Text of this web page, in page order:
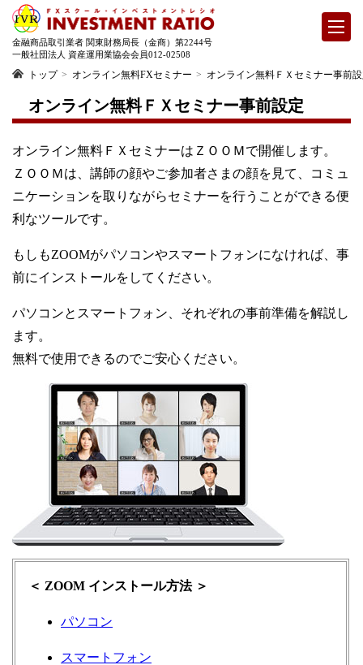
金融商品取引業者 関東財務局長（金商）第2244号
一般社団法人 資産運用業協会会員012-02508
トップ オンライン無料FXセミナー オンライン無料ＦＸセミナー事前
オンライン無料ＦＸセミナー事前設定
オンライン無料ＦＸセミナーはＺＯＯＭで開催します。
ＺＯＯＭは、講師の顔やご参加者さまの顔を見て、コミュ
ニケーションを取りながらセミナーを行うことができる便
利なツールです。
もしもZOOMがパソコンやスマートフォンになければ、事
前にインストールをしてください。
パソコンとスマートフォン、それぞれの事前準備を解説し
ます。
無料で使用できるのでご安心ください。
＜ ZOOM インストール方法 ＞
パソコン
スマートフォン